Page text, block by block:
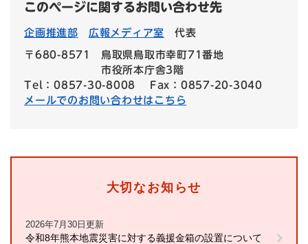
このページに関するお問い合わせ先
企画推進部 広報メディア室 代表
〒680-8571
鳥取県鳥取市幸町71番地
市役所本庁舎3階
Tel：0857-30-8008
Fax：0857-20-3040
メールでのお問い合わせはこちら
大切なお知らせ
2026年7月30日更新
令和8年熊本地震災害に対する義援金箱の設置について